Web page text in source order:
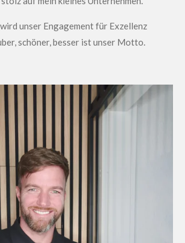
unser Engagement für Exzellenz
schöner, besser ist unser Motto.